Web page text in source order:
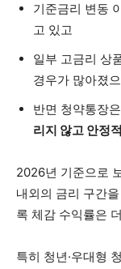
기준금리 변동
고 있고
일부 고금리 상
경우가 많아졌
반면 청약통장
리지 않고 안정
2026년 기준으로
내외의 금리 구간
록 체감 수익률은
특히 청년·우대형